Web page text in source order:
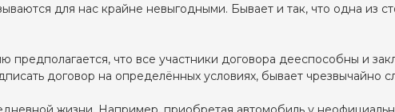
для нас крайне невыгодными. Бывает и так, что одна из
что все участники договора дееспособны и
договор на определённых условиях, бывает чрезвычайно